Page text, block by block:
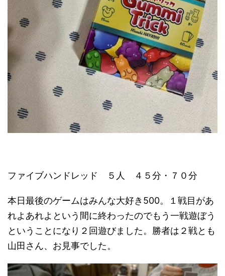
ファイブハンドレッド ５人 ４５分・７０分
本日最後のゲームはみんな大好き500。１戦目があ
れよあれよという間に終わったのでもう一戦遊ぼう
ということになり２回遊びました。勝者は２戦とも
山田さん、お見事でした。